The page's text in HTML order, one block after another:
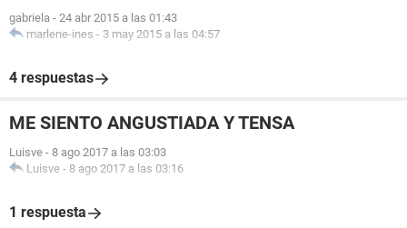
gabriela - 24 abr 2015 a las 01:43
marlene-ines - 3 may 2015 a las 04:57
4 respuestas
ME SIENTO ANGUSTIADA Y TENSA
Luisve - 8 ago 2017 a las 03:03
Luisve - 8 ago 2017 a las 03:16
1 respuesta